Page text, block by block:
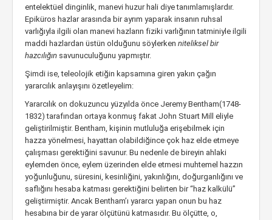
entelektüel dinginlik, manevi huzur hali diye tanımlamışlardır.
Epiküros hazlar arasında bir ayrım yaparak insanın ruhsal
varlığıyla ilgili olan manevi hazların fiziki varlığının tatminiyle ilgili
maddi hazlardan üstün olduğunu söylerken niteliksel bir
hazcılığın savunuculuğunu yapmıştır.
Şimdi ise, teleolojik etiğin kapsamına giren yakın çağın
yararcılık anlayışını özetleyelim:
Yararcılık on dokuzuncu yüzyılda önce Jeremy Bentham(1748-
1832) tarafından ortaya konmuş fakat John Stuart Mill eliyle
geliştirilmiştir. Bentham, kişinin mutluluğa erişebilmek için
hazza yönelmesi, hayattan olabildiğince çok haz elde etmeye
çalışması gerektiğini savunur. Bu nedenle de bireyin ahlaki
eylemden önce, eylem üzerinden elde etmesi muhtemel hazzın
yoğunluğunu, süresini, kesinliğini, yakınlığını, doğurganlığını ve
saflığını hesaba katması gerektiğini belirten bir “haz kalkülü”
geliştirmiştir. Ancak Bentham’ı yararcı yapan onun bu haz
hesabına bir de yarar ölçütünü katmasıdır. Bu ölçütte, o,